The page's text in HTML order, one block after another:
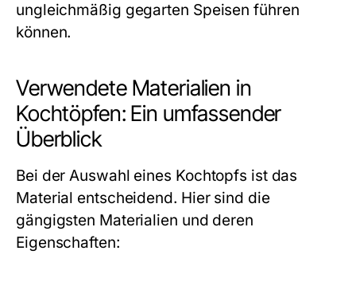
ungleichmäßig gegarten Speisen führen
können.
Verwendete Materialien in
Kochtöpfen: Ein umfassender
Überblick
Bei der Auswahl eines Kochtopfs ist das
Material entscheidend. Hier sind die
gängigsten Materialien und deren
Eigenschaften: